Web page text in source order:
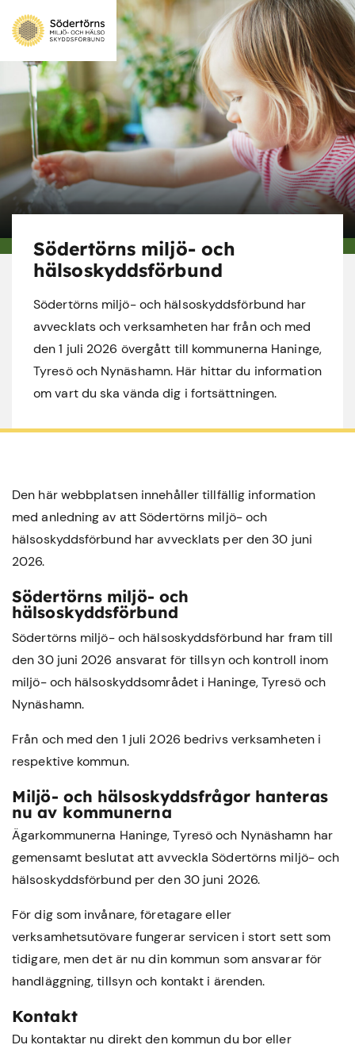
Södertörns miljö- och
hälsoskyddsförbund
Södertörns miljö- och hälsoskyddsförbund har
avvecklats och verksamheten har från och med
den 1 juli 2026 övergått till kommunerna Haninge,
Tyresö och Nynäshamn. Här hittar du information
om vart du ska vända dig i fortsättningen.
Den här webbplatsen innehåller tillfällig information
med anledning av att Södertörns miljö- och
hälsoskyddsförbund har avvecklats per den 30 juni
2026.
Södertörns miljö- och
hälsoskyddsförbund
Södertörns miljö- och hälsoskyddsförbund har fram till
den 30 juni 2026 ansvarat för tillsyn och kontroll inom
miljö- och hälsoskyddsområdet i Haninge,Tyresöoch
Nynäshamn.
Från och med den 1 juli 2026 bedrivs verksamheten i
respektive kommun.
Miljö- och hälsoskyddsfrågor hanteras
nu av kommunerna
Ägarkommunerna Haninge, Tyresö och Nynäshamn har
gemensamt beslutat att avveckla Södertörns miljö- och
hälsoskyddsförbund per den 30 juni 2026.
För dig som invånare, företagare eller
verksamhetsutövare fungerar servicen i stort sett som
tidigare, men det är nu din kommun som ansvarar för
handläggning, tillsyn och kontakt i ärenden.
Kontakt
Du kontaktar nu direkt den kommun du bor eller